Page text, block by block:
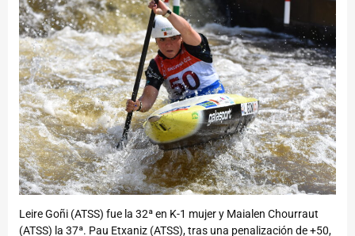
Leire Goñi (ATSS) fue la 32ª en K-1 mujer y Maialen Chourraut
(ATSS) la 37ª. Pau Etxaniz (ATSS), tras una penalización de +50,